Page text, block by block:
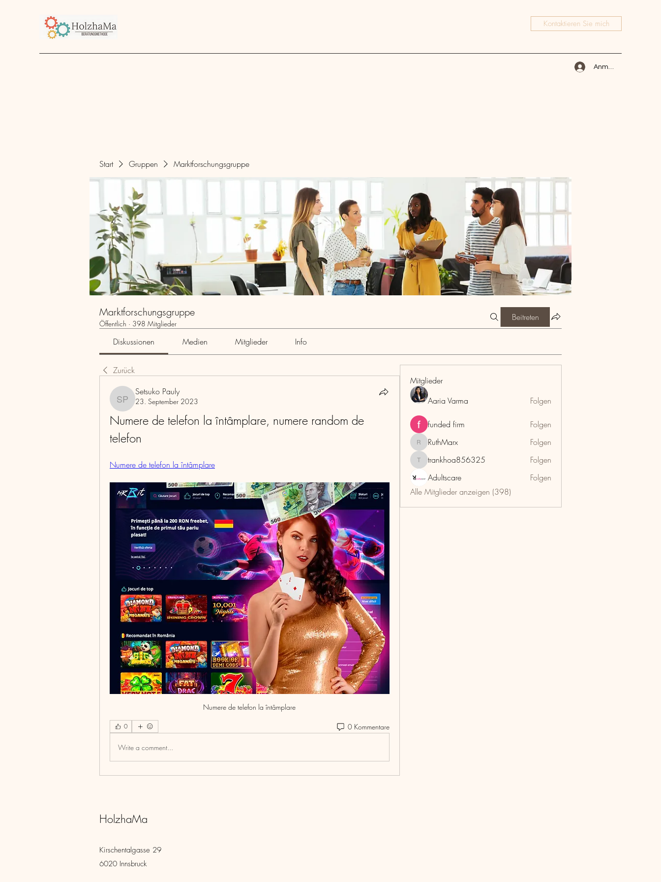
Kontaktieren Sie mich
Anmelden
Start Gruppen Marktforschungsgruppe
Marktforschungsgruppe
Öffentlich · 398 Mitglieder
Beitreten
Diskussionen Medien Mitglieder Info
Zurück
Setsuko Pauly
Setsuko Pauly
23. September 2023
Numere de telefon la întâmplare, numere random de
telefon
Numere de telefon la întâmplare
Numere de telefon la întâmplare
0 0 Kommentare
Write a comment...
Mitglieder
Aaria Varma
Folgen
funded firm Folgen
RuthMarx
RuthMarx Folgen
trankhoa856325
trankhoa856325
Folgen
Adultscare
Folgen
Alle Mitglieder anzeigen (398)
HolzhaMa
Kirschentalgasse 29
6020 Innsbruck